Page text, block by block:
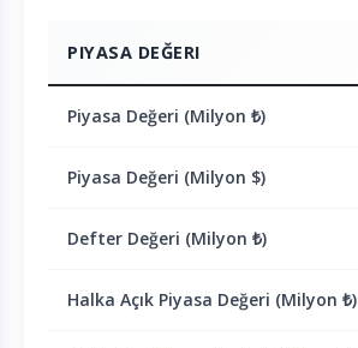
PIYASA DEĞERI
Piyasa Değeri (Milyon ₺)
Piyasa Değeri (Milyon $)
Defter Değeri (Milyon ₺)
Halka Açık Piyasa Değeri (Milyon ₺)